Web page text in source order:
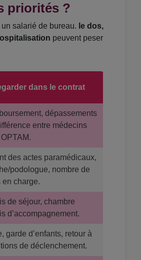
priorités ?
salarié de bureau. le dos,
peuvent peser
dans le contrat
dépassements
entre médecins
des actes paramédicaux,
podologue, nombre de
charge.
de séjour, chambre
d’accompagnement.
garde d’enfants, retour à
de déclenchement.